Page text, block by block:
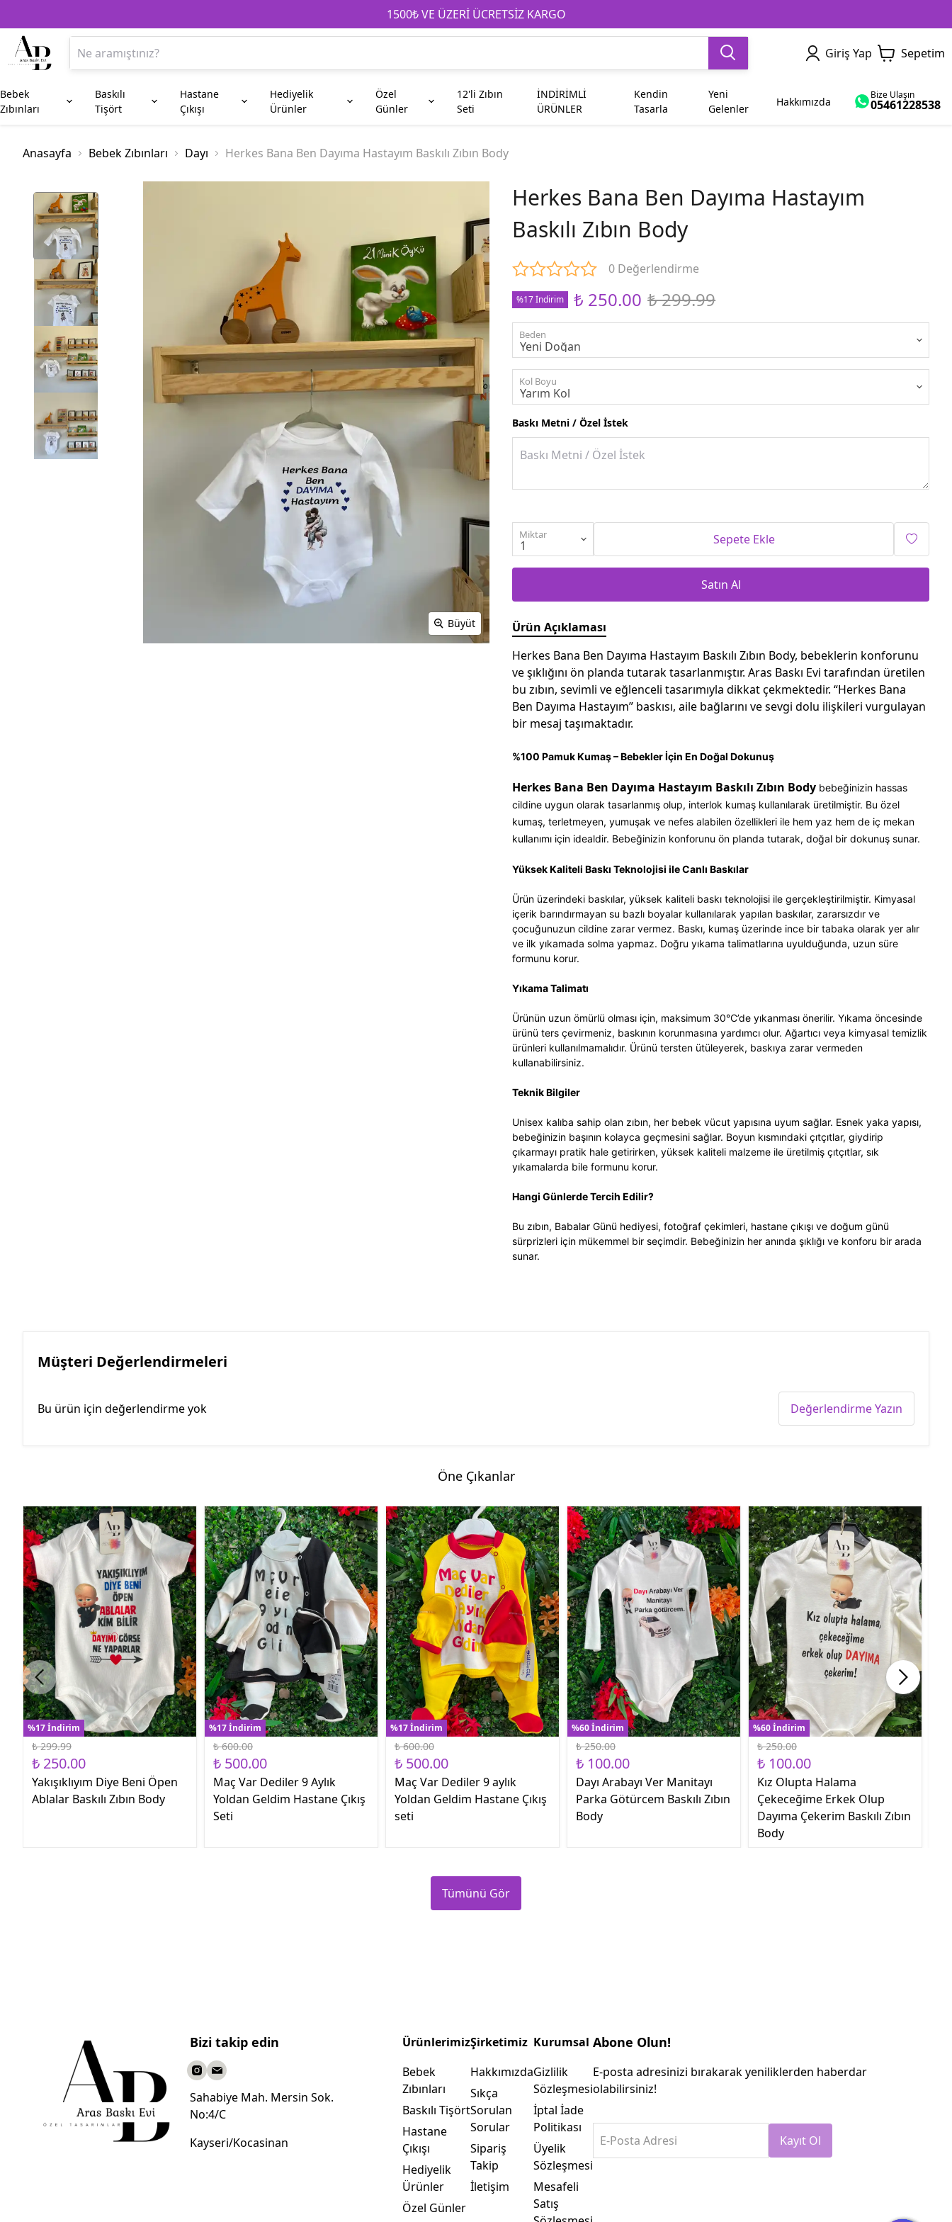
1500₺ VE ÜZERİ ÜCRETSİZ KARGO
Giriş Yap Sepetim
Bebek
Zıbınları
Anne Baba Anneanne Babaanne
Amca Abla Bayram
Enişte Taraftar Kuzen Yenge
Baskılı
Tişört
Aile Kombin Çocuk
Hastane
Çıkışı
Beşiktaş Fenerbahçe Galatasaray
Hediyelik
Ürünler
Kupa Bardak Plaket Kahve Fincanı
Özel
Günler
Anneye Hediyeler Babaya Hediyeler
12'li Zıbın
Seti
İNDİRİMLİ
ÜRÜNLER
Kendin
Tasarla
Yeni
Gelenler
Hakkımızda Bize Ulaşın
05461228538
Anasayfa Bebek Zıbınları Dayı Herkes Bana Ben Dayıma Hastayım Baskılı Zıbın Body
Büyüt
Herkes Bana Ben Dayıma Hastayım
Baskılı Zıbın Body
0 Değerlendirme
%17 İndirim ₺ 250.00 ₺ 299.99
Beden
Kol Boyu
Baskı Metni / Özel İstek
Miktar Sepete Ekle
Satın Al
Ürün Açıklaması
Herkes Bana Ben Dayıma Hastayım Baskılı Zıbın Body, bebeklerin konforunu
ve şıklığını ön planda tutarak tasarlanmıştır. Aras Baskı Evi tarafından üretilen
bu zıbın, sevimli ve eğlenceli tasarımıyla dikkat çekmektedir. “Herkes Bana
Ben Dayıma Hastayım” baskısı, aile bağlarını ve sevgi dolu ilişkileri vurgulayan
bir mesaj taşımaktadır.
%100 Pamuk Kumaş – Bebekler İçin En Doğal Dokunuş
Herkes Bana Ben Dayıma Hastayım Baskılı Zıbın Body bebeğinizin hassas
cildine uygun olarak tasarlanmış olup, interlok kumaş kullanılarak üretilmiştir. Bu özel
kumaş, terletmeyen, yumuşak ve nefes alabilen özellikleri ile hem yaz hem de iç mekan
kullanımı için idealdir. Bebeğinizin konforunu ön planda tutarak, doğal bir dokunuş sunar.
Yüksek Kaliteli Baskı Teknolojisi ile Canlı Baskılar
Ürün üzerindeki baskılar, yüksek kaliteli baskı teknolojisi ile gerçekleştirilmiştir. Kimyasal
içerik barındırmayan su bazlı boyalar kullanılarak yapılan baskılar, zararsızdır ve
çocuğunuzun cildine zarar vermez. Baskı, kumaş üzerinde ince bir tabaka olarak yer alır
ve ilk yıkamada solma yapmaz. Doğru yıkama talimatlarına uyulduğunda, uzun süre
formunu korur.
Yıkama Talimatı
Ürünün uzun ömürlü olması için, maksimum 30°C’de yıkanması önerilir. Yıkama öncesinde
ürünü ters çevirmeniz, baskının korunmasına yardımcı olur. Ağartıcı veya kimyasal temizlik
ürünleri kullanılmamalıdır. Ürünü tersten ütüleyerek, baskıya zarar vermeden
kullanabilirsiniz.
Teknik Bilgiler
Unisex kalıba sahip olan zıbın, her bebek vücut yapısına uyum sağlar. Esnek yaka yapısı,
bebeğinizin başının kolayca geçmesini sağlar. Boyun kısmındaki çıtçıtlar, giydirip
çıkarmayı pratik hale getirirken, yüksek kaliteli malzeme ile üretilmiş çıtçıtlar, sık
yıkamalarda bile formunu korur.
Hangi Günlerde Tercih Edilir?
Bu zıbın, Babalar Günü hediyesi, fotoğraf çekimleri, hastane çıkışı ve doğum günü
sürprizleri için mükemmel bir seçimdir. Bebeğinizin her anında şıklığı ve konforu bir arada
sunar.
Müşteri Değerlendirmeleri
Bu ürün için değerlendirme yok Değerlendirme Yazın
Öne Çıkanlar
%17 İndirim
₺ 299.99
₺ 250.00
Yakışıklıyım Diye Beni Öpen
Ablalar Baskılı Zıbın Body
%17 İndirim
₺ 600.00
₺ 500.00
Maç Var Dediler 9 Aylık
Yoldan Geldim Hastane Çıkış
Seti
%17 İndirim
₺ 600.00
₺ 500.00
Maç Var Dediler 9 aylık
Yoldan Geldim Hastane Çıkış
seti
%60 İndirim
₺ 250.00
₺ 100.00
Dayı Arabayı Ver Manitayı
Parka Götürcem Baskılı Zıbın
Body
%60 İndirim
₺ 250.00
₺ 100.00
Kız Olupta Halama
Çekeceğime Erkek Olup
Dayıma Çekerim Baskılı Zıbın
Body
Tümünü Gör
Bizi takip edin
Sahabiye Mah. Mersin Sok.
No:4/C
Kayseri/Kocasinan
Ürünlerimiz
Bebek
Zıbınları
Baskılı Tişört
Hastane
Çıkışı
Hediyelik
Ürünler
Özel Günler
Şirketimiz
Hakkımızda
Sıkça
Sorulan
Sorular
Sipariş
Takip
İletişim
Kurumsal
Gizlilik
Sözleşmesi
İptal İade
Politikası
Üyelik
Sözleşmesi
Mesafeli
Satış
Abone Olun!
E-posta adresinizi bırakarak yeniliklerden haberdar
olabilirsiniz!
E-Posta Adresi Kayıt Ol